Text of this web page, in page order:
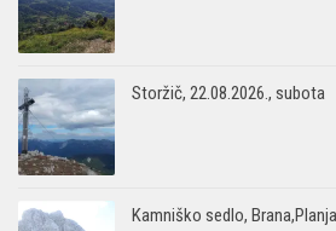
Storžič, 22.08.2026., subota
Kamniško sedlo,